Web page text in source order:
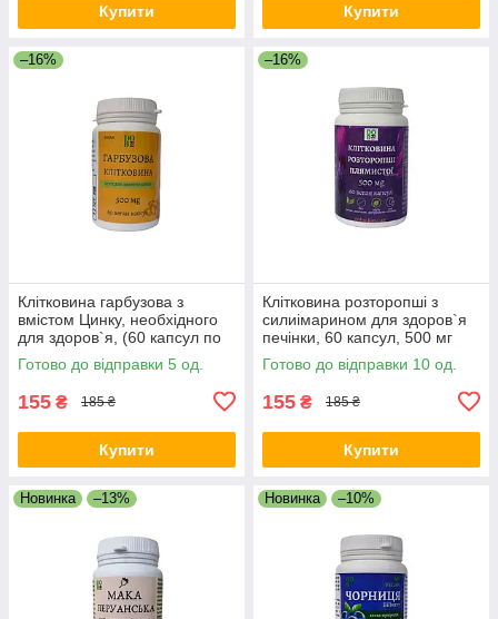
Купити Купити
–16%
Клітковина гарбузова з
вмістом Цинку, необхідного
для здоров`я, (60 капсул по
500 мг)
Готово до відправки 5 од.
155 ₴ 185 ₴
Купити
–16%
Клітковина розторопші з
силиімарином для здоров`я
печінки, 60 капсул, 500 мг
Готово до відправки 10 од.
155 ₴ 185 ₴
Купити
Новинка –13% Новинка –10%